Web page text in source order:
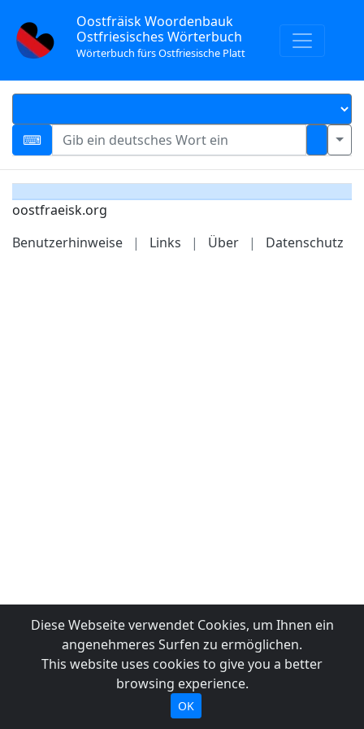
Oostfräisk Woordenbauk
Ostfriesisches Wörterbuch
Wörterbuch fürs Ostfriesische Platt
oostfraeisk.org
Benutzerhinweise
| Links | Über | Datenschutz
Diese Webseite verwendet Cookies, um Ihnen ein
angenehmeres Surfen zu ermöglichen.
This website uses cookies to give you a better
browsing experience.
OK